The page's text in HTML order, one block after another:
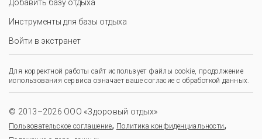
Добавить базу отдыха
Инструменты для базы отдыха
Войти в экстранет
Для корректной работы сайт использует файлы cookie, продолжение
использования сервиса означает ваше согласие с обработкой данных.
© 2013–2026 ООО «Здоровый отдых»
Пользовательское соглашение, Политика конфиденциальности,